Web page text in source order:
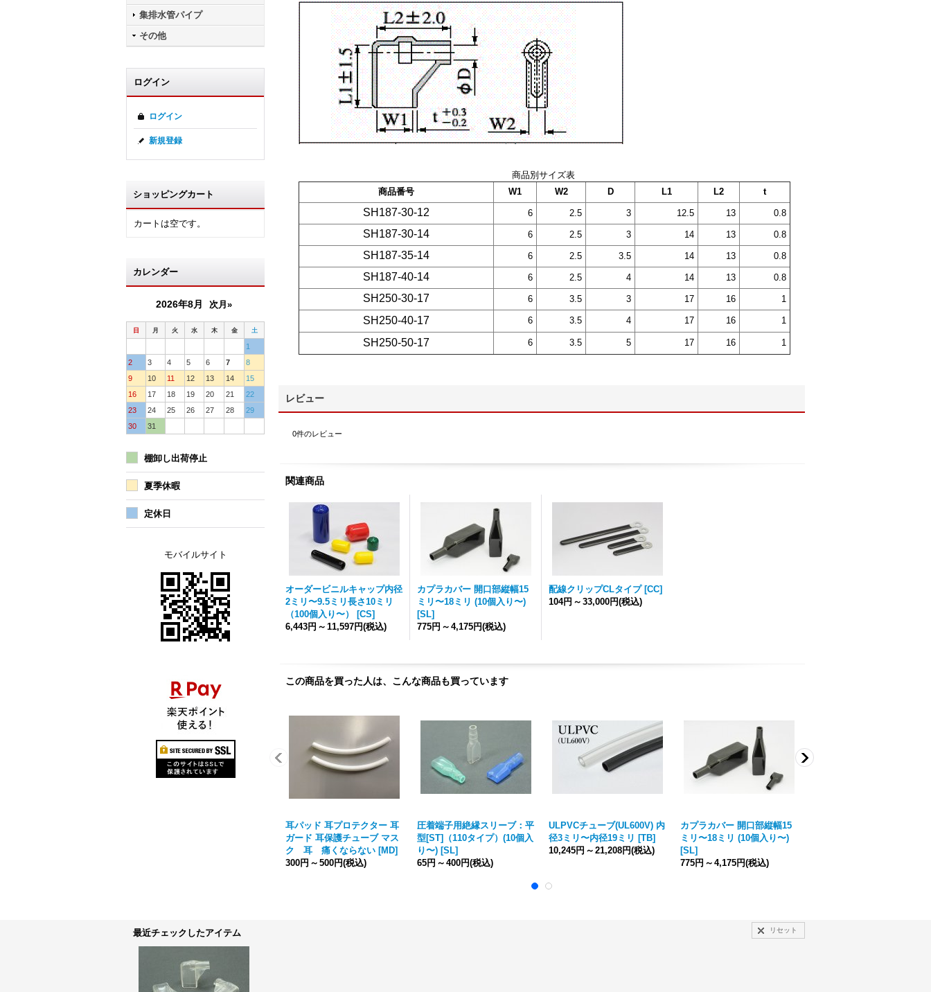
集排水管パイプ
その他
ログイン
ログイン
新規登録
ショッピングカート
カートは空です。
カレンダー
2026年8月 次月»
日 月 火 水 木 金 土
1
2
3 4 5 6 7
8
9
10 11 12 13 14
15
16
17 18 19 20 21
22
23
24 25 26 27 28
29
30
31
棚卸し出荷停止
夏季休暇
定休日
モバイルサイト
商品別サイズ表
商品番号
W1 W2 D L1 L2 t
SH187-30-12 6 2.5 3 12.5 13 0.8
SH187-30-14 6 2.5 3 14 13 0.8
SH187-35-14 6 2.5 3.5 14 13 0.8
SH187-40-14 6 2.5 4 14 13 0.8
SH250-30-17 6 3.5 3 17 16 1
SH250-40-17 6 3.5 4 17 16 1
SH250-50-17 6 3.5 5 17 16 1
レビュー
0件のレビュー
関連商品
オーダービニルキャップ内径
2ミリ〜9.5ミリ長さ10ミリ
（100個入り〜）
[CS]
6,443円 ～ 11,597円(税込)
カプラカバー 開口部縦幅15
ミリ〜18ミリ (10個入り〜)
[SL]
775円 ～ 4,175円(税込)
配線クリップCLタイプ [CC]
104円 ～ 33,000円(税込)
この商品を買った人は、こんな商品も買っています
耳パッド 耳プロテクター 耳
ガード 耳保護チューブ マス
ク 耳 痛くならない [MD]
300円 ～ 500円(税込)
圧着端子用絶縁スリーブ：平
型[ST]（110タイプ）(10個入
り〜) [SL]
65円 ～ 400円(税込)
ULPVCチューブ(UL600V) 内
径3ミリ〜内径19ミリ [TB]
10,245円 ～ 21,208円(税込)
カプラカバー 開口部縦幅15
ミリ〜18ミリ (10個入り〜)
[SL]
775円 ～ 4,175円(税込)
最近チェックしたアイテム リセット